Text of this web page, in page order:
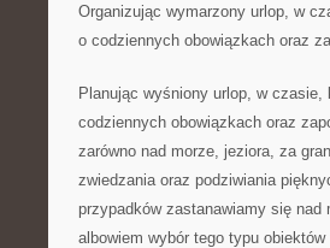
Organizując wymarzony urlop, w
o codziennych obowiązkach oraz
Planując wyśniony urlop, w
codziennych obowiązkach oraz
zarówno nad morze, jeziora, za
zwiedzania oraz podziwiania
przypadków zastanawiamy się
albowiem wybór tego typu